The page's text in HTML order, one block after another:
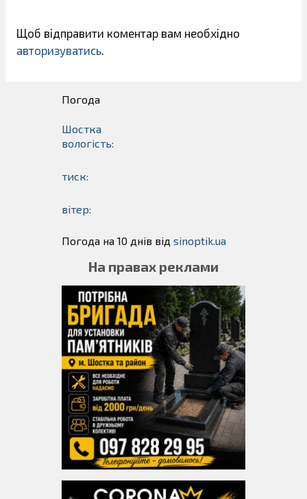
Щоб відправити коментар вам необхідно
авторизуватись.
Погода
Шостка
вологість:
тиск:
вітер:
Погода на 10 днів від sinoptik.ua
На правах реклами